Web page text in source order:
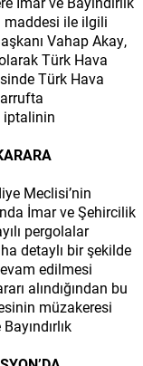
maddesi ile ilgili
Vahap Akay,
Türk Hava
Türk Hava
iptalinin
Meclisi’nin
İmar ve Şehircilik
pergolalar
detaylı bir şekilde
edilmesi
alındığından bu
müzakeresi